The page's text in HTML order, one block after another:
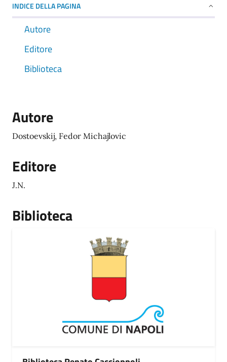
INDICE DELLA PAGINA
Autore
Editore
Biblioteca
Autore
Dostoevskij, Fedor Michajlovic
Editore
J.N.
Biblioteca